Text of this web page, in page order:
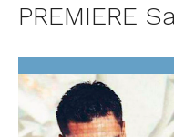
PREMIERE